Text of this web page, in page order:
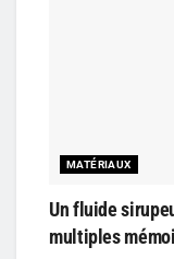
MATÉRIAUX
Un fluide
multiples